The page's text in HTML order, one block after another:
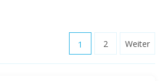
1 2 Weiter